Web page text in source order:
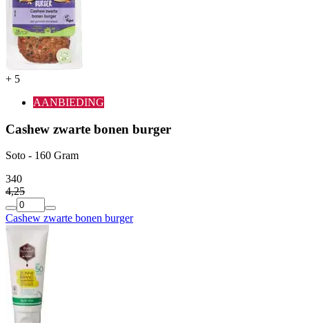
+ 5
AANBIEDING
Cashew zwarte bonen burger
Soto - 160 Gram
340
4,25
Cashew zwarte bonen burger